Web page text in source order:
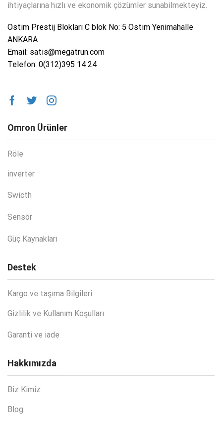
ihtiyaçlarına hızlı ve ekonomik çözümler sunabilmekteyiz.
Ostim Prestij Blokları C blok No: 5 Ostim Yenimahalle
ANKARA
Email: satis@megatrun.com
Telefon: 0(312)395 14 24
Omron Ürünler
Röle
inverter
Swicth
Sensör
Güç Kaynakları
Destek
Kargo ve taşıma Bilgileri
Gizlilik ve Kullanım Koşulları
Garanti ve iade
Hakkımızda
Biz Kimiz
Blog